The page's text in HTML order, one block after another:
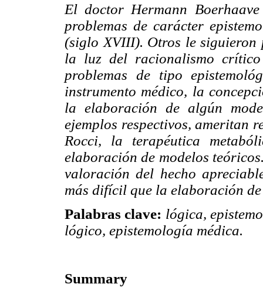
El doctor Hermann
problemas de carácter
(siglo XVIII). Otros le siguieron
la luz del racionalismo crítico
problemas de tipo
instrumento médico, la
la elaboración de algún
ejemplos respectivos, ameritan
Rocci, la terapéutica
elaboración de modelos
valoración del hecho
más difícil que la elaboración
Palabras clave: lógica,
lógico, epistemología médica.
Summary